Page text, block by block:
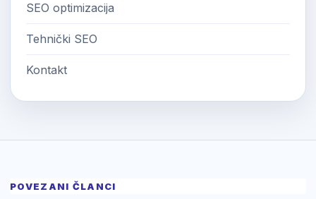
SEO optimizacija
Tehnički SEO
Kontakt
POVEZANI ČLANCI